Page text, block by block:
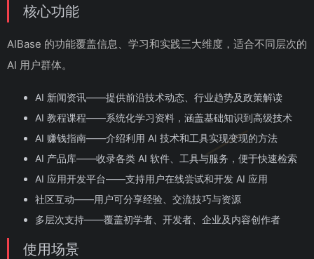
核心功能
AIBase 的功能覆盖信息、学习和实践三大维度，适合不同层次的
AI 用户群体。
AI 新闻资讯——提供前沿技术动态、行业趋势及政策解读
AI 教程课程——系统化学习资料，涵盖基础知识到高级技术
AI 赚钱指南——介绍利用 AI 技术和工具实现变现的方法
AI 产品库——收录各类 AI 软件、工具与服务，便于快速检索
AI 应用开发平台——支持用户在线尝试和开发 AI 应用
社区互动——用户可分享经验、交流技巧与资源
多层次支持——覆盖初学者、开发者、企业及内容创作者
使用场景